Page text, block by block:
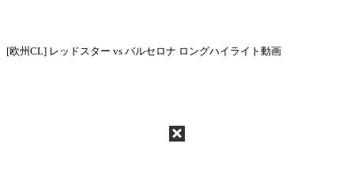
[欧州CL] レッドスター vs バルセロナ ロングハイライト動画